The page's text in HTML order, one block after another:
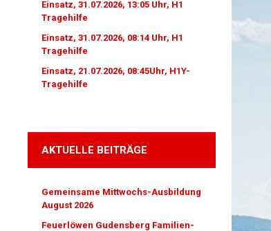
Einsatz, 31.07.2026, 13:05 Uhr, H1
Tragehilfe
Einsatz, 31.07.2026, 08:14 Uhr, H1
Tragehilfe
Einsatz, 21.07.2026, 08:45Uhr, H1Y-
Tragehilfe
AKTUELLE BEITRÄGE
Gemeinsame Mittwochs-Ausbildung
August 2026
Feuerlöwen Gudensberg Familien-